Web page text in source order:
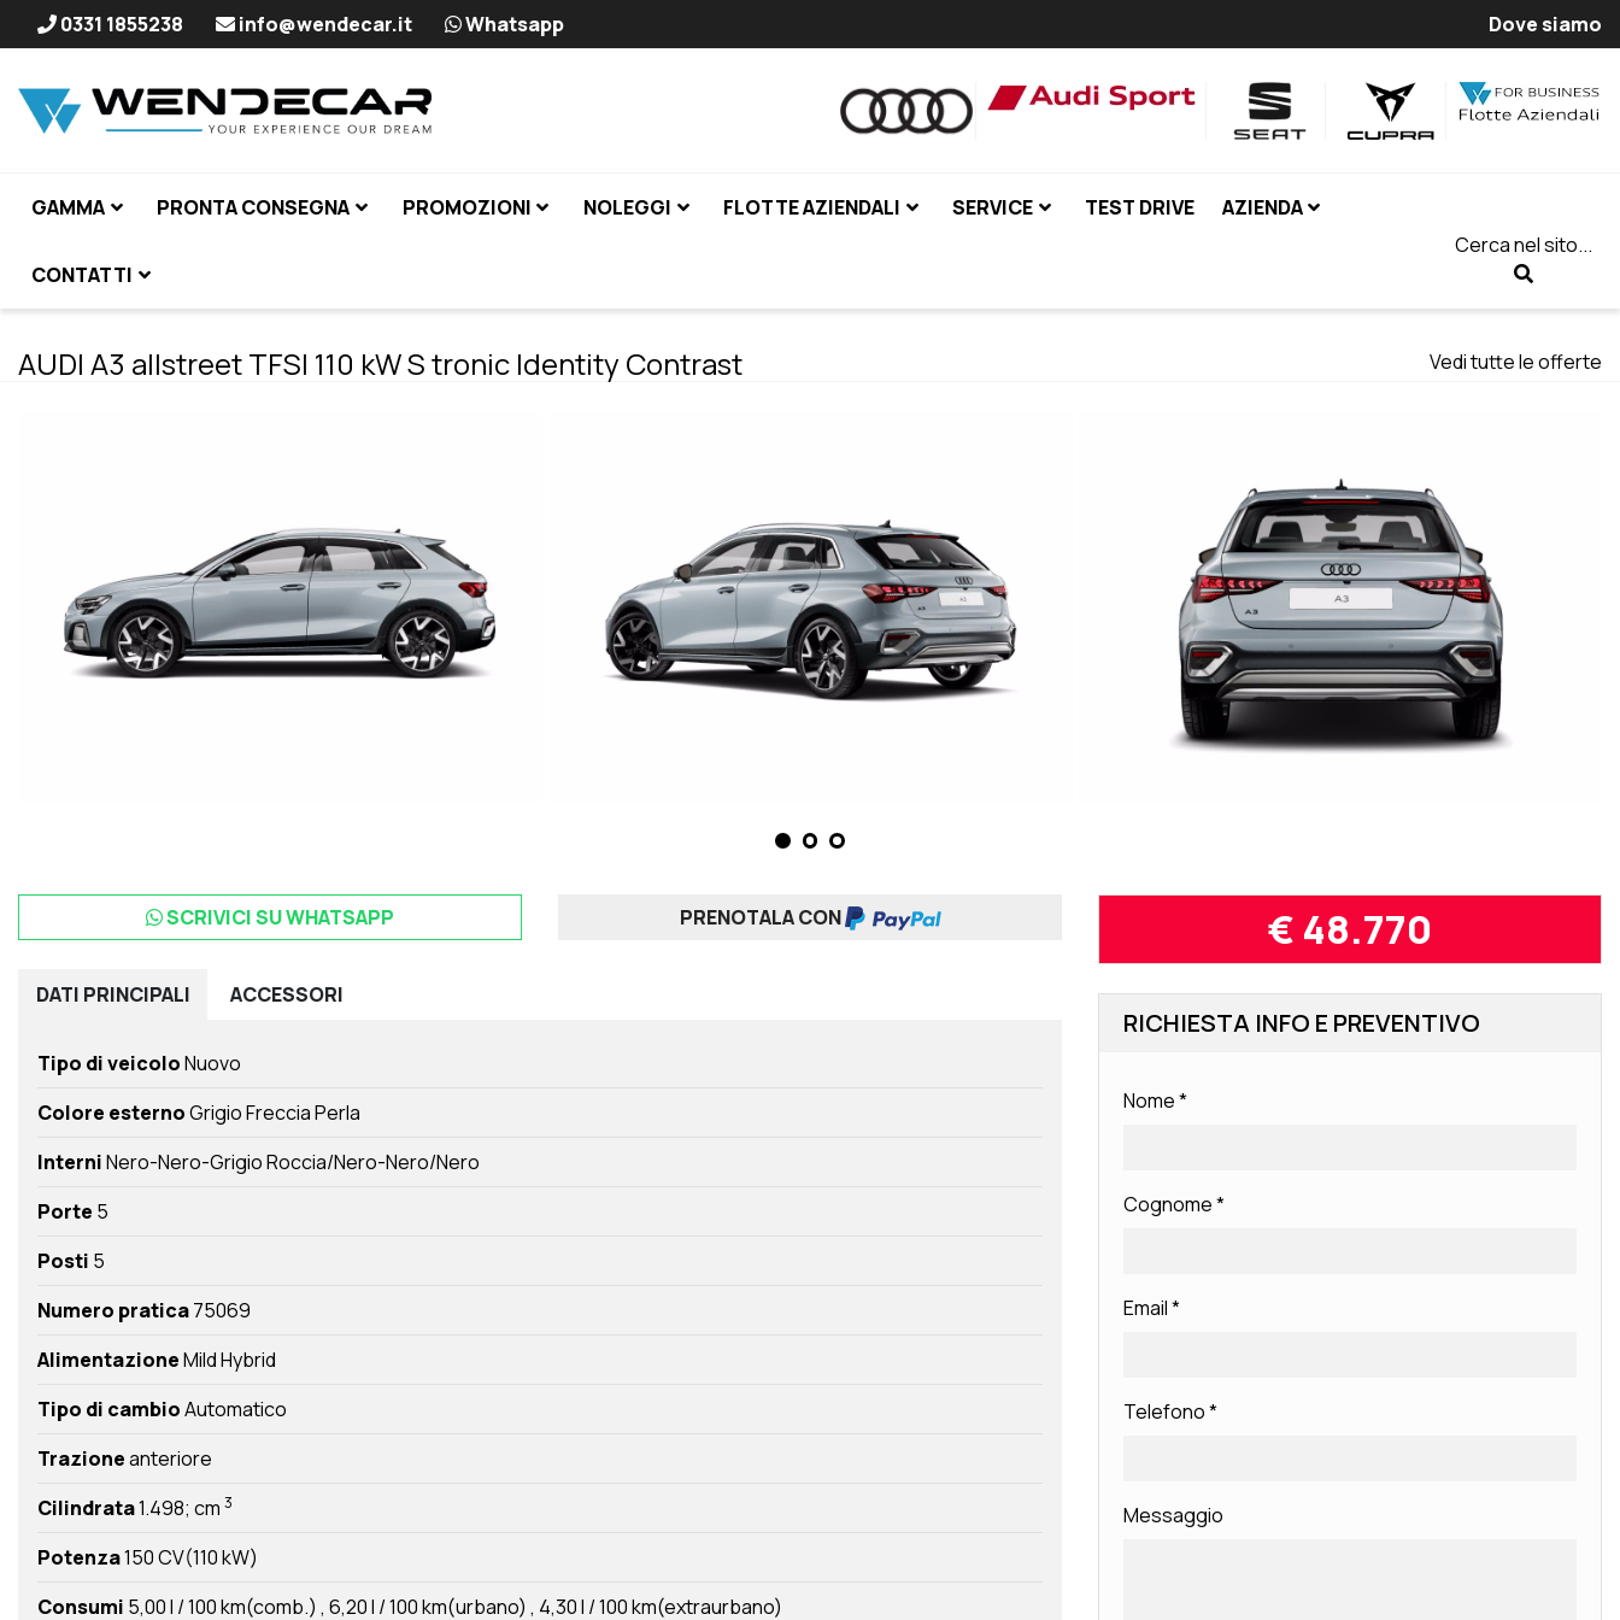
0331 1855238 info@wendecar.it Whatsapp Dove siamo
GAMMA PRONTA CONSEGNA PROMOZIONI NOLEGGI FLOTTE AZIENDALI SERVICE TEST DRIVE AZIENDA
CONTATTI
Cerca nel sito...
AUDI A3 allstreet TFSI 110 kW S tronic Identity Contrast Vedi tutte le offerte
SCRIVICI SU WHATSAPP PRENOTALA CON
DATI PRINCIPALI ACCESSORI
Tipo di veicoloNuovo
Colore esternoGrigio Freccia Perla
InterniNero-Nero-Grigio Roccia/Nero-Nero/Nero
Porte 5
Posti 5
Numero pratica75069
AlimentazioneMild Hybrid
Tipo di cambioAutomatico
Trazioneanteriore
Cilindrata1.498; cm 3
Potenza150 CV(110 kW)
Consumi 5,00 l / 100 km(comb.) 6,20 l / 100 km(urbano) 4,30 l / 100 km(extraurbano)
€ 48.770
RICHIESTA INFO E PREVENTIVO
Nome*
Cognome*
Email*
Telefono*
Messaggio